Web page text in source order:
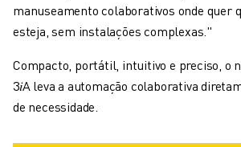
PERFURAÇÃO E ROSCAGEM A ALTA
MOLDAGEM POR INJEÇÃO
MANIPULAÇÃO DE MATERIAIS
PINTURA
PALETIZAÇÃO
manuseamento colaborativos onde quer
esteja, sem instalações complexas."
Compacto, portátil, intuitivo e preciso, o
3𝑖A leva a automação colaborativa
de necessidade.